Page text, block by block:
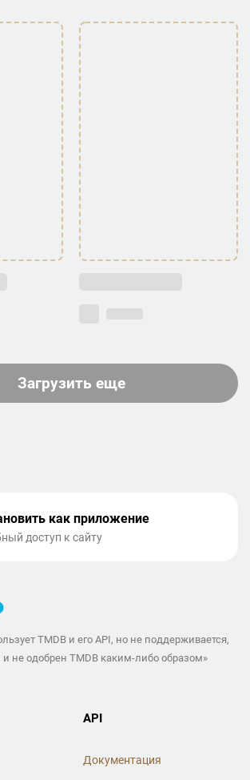
Загрузить еще
как приложение
доступ к сайту
TMDB и его API, но не поддерживается,
не одобрен TMDB каким-либо образом»
API
Документация